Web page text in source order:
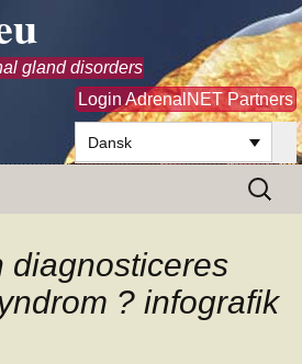
gland disorders
Login AdrenalNET Partners
Dansk
Søg
efter:
diagnosticeres
? infografik